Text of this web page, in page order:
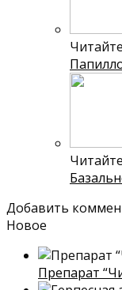
Добавить
Новое
Препарат